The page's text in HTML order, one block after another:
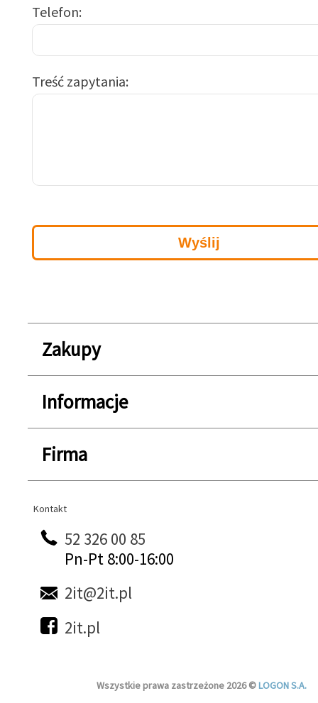
Telefon
Treść zapytania
Zakupy
Informacje
Firma
Kontakt
Kontakt
52 326 00 85
Pn-Pt 8:00-16:00
2it@2it.pl
2it.pl
Wszystkie prawa zastrzeżone 2026 ©LOGON S.A.